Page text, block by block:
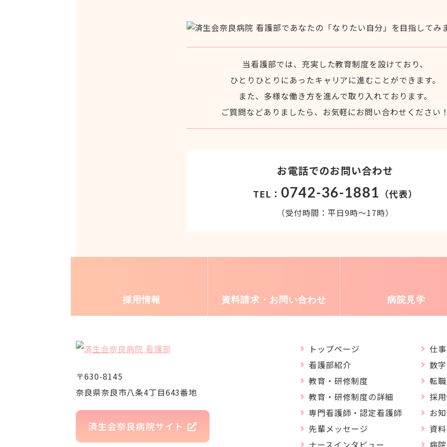
当看護部では、充実した教育制度を設けており、
ひとりひとりにあったキャリアに進むことができます。
また、多様な働き方を進んで取り入れております。
ご質問などありましたら、お気軽にお問い合わせください
お電話でのお問い合わせ
TEL： 0742-36-1881 （代表）
（受付時間：平日9時～17時）
採用情報 資料請求・ お問い合わせ 病院見学
〒630-8145
奈良県奈良市八条4丁目643番地
済生会奈良病院サイト
トップページ
看護部紹介
教育・研修制度
教育・研修制度の詳細
専門看護師・認定看護師
先輩メッセージ
ナースインタビュー
仕
数
転
採
お
資
病